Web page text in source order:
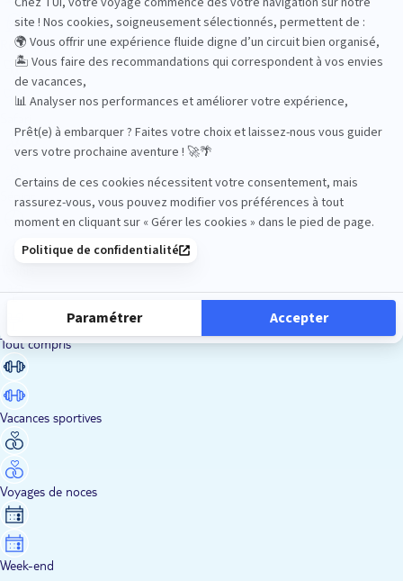
Road Trips
Sénior
Tout compris
Vacances sportives
Voyages de noces
Week-end